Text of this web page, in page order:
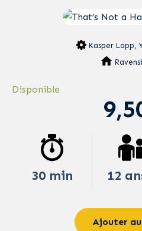
Kasper Lapp,
Disponible
30 min 12
Ajouter